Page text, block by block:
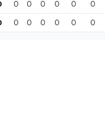
0 0 0 0 0 0
0 0 0 0 0 0